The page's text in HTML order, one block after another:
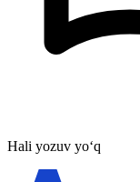
Hali yozuv yo‘q